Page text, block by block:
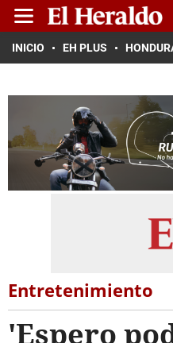
INICIO EH PLUS
Entretenimiento
'Espero